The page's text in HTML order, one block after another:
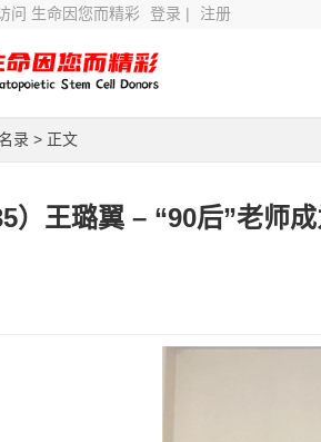
问 生命因您而精彩 登录 | 注册
录 > 正文
）王璐翼 – “90后”老师